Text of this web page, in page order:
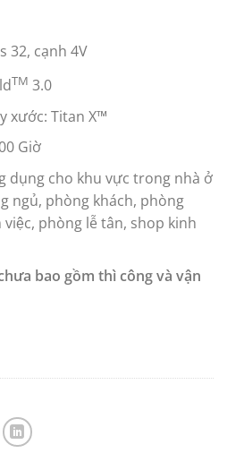
32, cạnh 4V
TM 3.0
xước: Titan X™
Giờ
dụng cho khu vực trong nhà ở
ngủ, phòng khách, phòng
phòng lễ tân, shop kinh
bao gồm thì công và vận